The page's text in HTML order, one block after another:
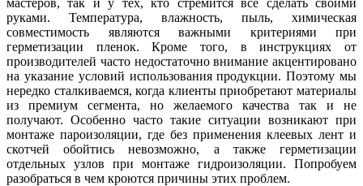
руками. Температура, влажность, пыль, химическая
совместимость являются важными критериями при
герметизации пленок. Кроме того, в инструкциях от
производителей часто недостаточно внимание акцентировано
на указание условий использования продукции. Поэтому мы
нередко сталкиваемся, когда клиенты приобретают материалы
из премиум сегмента, но желаемого качества так и не
получают. Особенно часто такие ситуации возникают при
монтаже пароизоляции, где без применения клеевых лент и
скотчей обойтись невозможно, а также герметизации
отдельных узлов при монтаже гидроизоляции. Попробуем
разобраться в чем кроются причины этих проблем.